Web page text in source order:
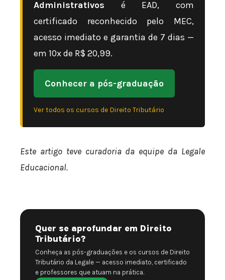
Administrativos é EAD, com
certificado reconhecido pelo MEC,
acesso imediato e garantia de 7 dias —
em 10x de R$ 20,99.
Conhecer a pós-graduação
Ver todos os cursos de Direito Tributário
Este artigo teve curadoria da equipe da Legale
Educacional.
Quer se aprofundar em Direito
Tributário?
Conheça as pós-graduações e os cursos de Direito
Tributário da Legale — acesso imediato, certificado
e professores que atuam na prática.